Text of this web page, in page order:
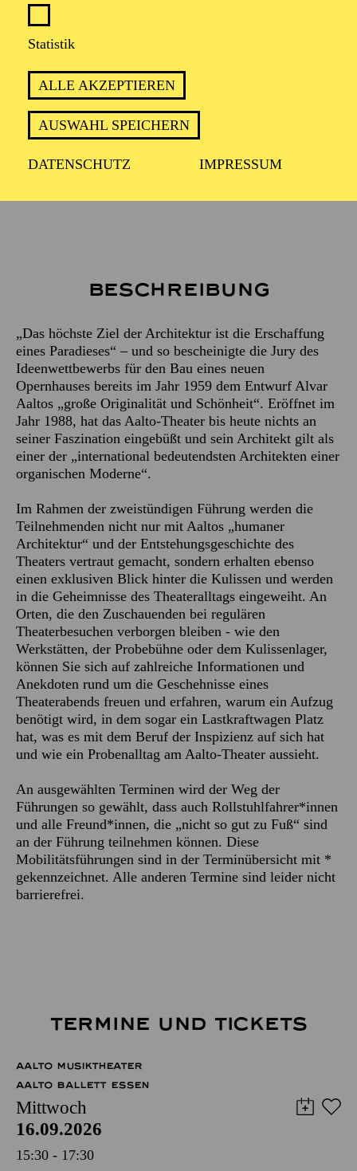
Statistik
ALLE AKZEPTIEREN
AUSWAHL SPEICHERN
DATENSCHUTZ IMPRESSUM
ca. 2 Stunden
Beschreibung
„Das höchste Ziel der Architektur ist die Erschaffung
eines Paradieses“ – und so bescheinigte die Jury des
Ideenwettbewerbs für den Bau eines neuen
Opernhauses bereits im Jahr 1959 dem Entwurf Alvar
Aaltos „große Originalität und Schönheit“. Eröffnet im
Jahr 1988, hat das Aalto-Theater bis heute nichts an
seiner Faszination eingebüßt und sein Architekt gilt als
einer der „international bedeutendsten Architekten einer
organischen Moderne“.
Im Rahmen der zweistündigen Führung werden die
Teilnehmenden nicht nur mit Aaltos „humaner
Architektur“ und der Entstehungsgeschichte des
Theaters vertraut gemacht, sondern erhalten ebenso
einen exklusiven Blick hinter die Kulissen und werden
in die Geheimnisse des Theateralltags eingeweiht. An
Orten, die den Zuschauenden bei regulären
Theaterbesuchen verborgen bleiben - wie den
Werkstätten, der Probebühne oder dem Kulissenlager,
können Sie sich auf zahlreiche Informationen und
Anekdoten rund um die Geschehnisse eines
Theaterabends freuen und erfahren, warum ein Aufzug
benötigt wird, in dem sogar ein Lastkraftwagen Platz
hat, was es mit dem Beruf der Inspizienz auf sich hat
und wie ein Probenalltag am Aalto-Theater aussieht.
An ausgewählten Terminen wird der Weg der
Führungen so gewählt, dass auch Rollstuhlfahrer*innen
und alle Freund*innen, die „nicht so gut zu Fuß“ sind
an der Führung teilnehmen können. Diese
Mobilitätsführungen sind in der Terminübersicht mit *
gekennzeichnet. Alle anderen Termine sind leider nicht
barrierefrei.
TERMINE UND TICKETS
AALTO MUSIKTHEATER
AALTO BALLETT ESSEN
Mittwoch
16.09.2026
15:30 - 17:30